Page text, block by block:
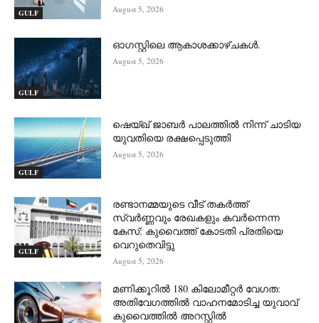
GULF August 5, 2026
GULF
ഓഗസ്റ്റിലെ ആകാശക്കാഴ്ചകൾ.
August 5, 2026
GULF
ഷെയ്ഖ് ജാബർ പാലത്തിൽ നിന്ന് ചാടിയ
യുവതിയെ രക്ഷപ്പെടുത്തി
August 5, 2026
GULF
രണ്ടാനമ്മയുടെ വീട് തകർത്ത്
സ്വർണ്ണവും രേഖകളും കവർന്നെന്ന
കേസ്: കുവൈത്ത് കോടതി പ്രതിയെ
വെറുതെവിട്ടു
August 5, 2026
മണിക്കൂറിൽ 180 കിലോമീറ്റർ വേഗത:
അതിവേഗത്തിൽ വാഹനമോടിച്ച യുവാവ്
കുവൈത്തിൽ അറസ്റ്റിൽ